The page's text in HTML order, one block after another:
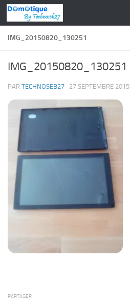
Skip to content
IMG_20150820_130251
IMG_20150820_130251
PAR TECHNOSEB27 · 27 SEPTEMBRE 2015
PARTAGER